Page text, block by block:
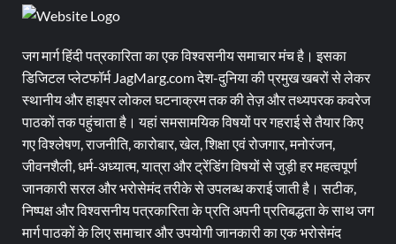
जग मार्ग हिंदी पत्रकारिता का एक विश्वसनीय समाचार मंच है। इसका
डिजिटल प्लेटफॉर्म JagMarg.com देश-दुनिया की प्रमुख खबरों से लेकर
स्थानीय और हाइपर लोकल घटनाक्रम तक की तेज़ और तथ्यपरक कवरेज
पाठकों तक पहुंचाता है। यहां समसामयिक विषयों पर गहराई से तैयार किए
गए विश्लेषण, राजनीति, कारोबार, खेल, शिक्षा एवं रोजगार, मनोरंजन,
जीवनशैली, धर्म-अध्यात्म, यात्रा और ट्रेंडिंग विषयों से जुड़ी हर महत्वपूर्ण
जानकारी सरल और भरोसेमंद तरीके से उपलब्ध कराई जाती है। सटीक,
निष्पक्ष और विश्वसनीय पत्रकारिता के प्रति अपनी प्रतिबद्धता के साथ जग
मार्ग पाठकों के लिए समाचार और उपयोगी जानकारी का एक भरोसेमंद